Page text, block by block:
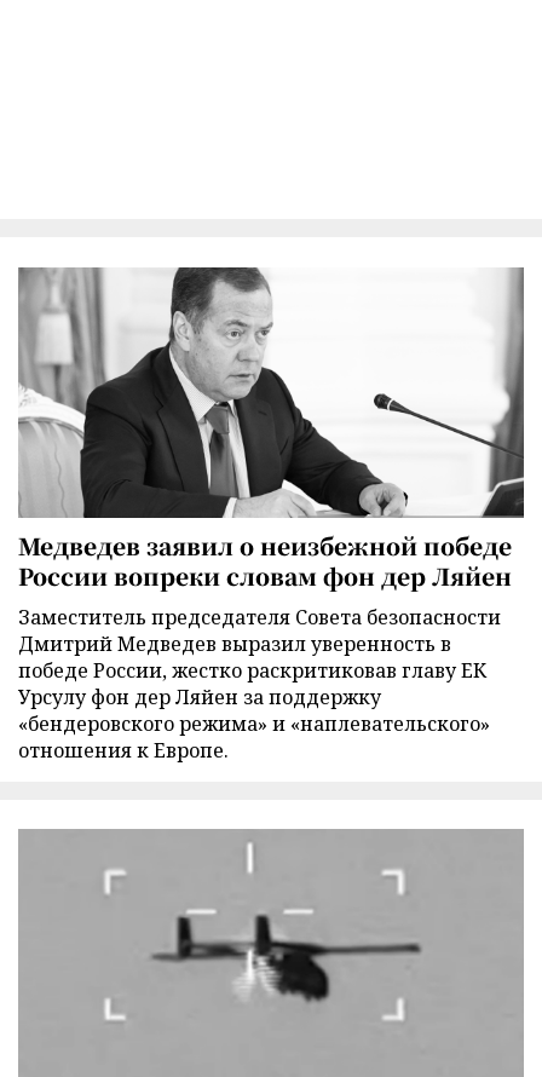
Медведев заявил о неизбежной победе
России вопреки словам фон дер Ляйен
Заместитель председателя Совета безопасности
Дмитрий Медведев выразил уверенность в
победе России, жестко раскритиковав главу ЕК
Урсулу фон дер Ляйен за поддержку
«бендеровского режима» и «наплевательского»
отношения к Европе.